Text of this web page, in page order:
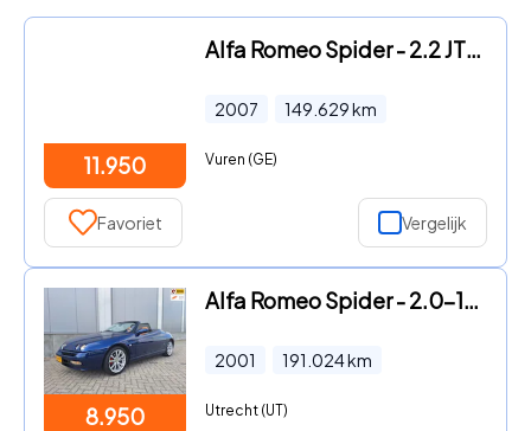
11.950
Alfa Romeo Spider - 2.2 JTS 136KW Exclusive Navigatie Leder
2007 149.629km
Vuren (GE)
Favoriet Vergelijk
8.950
Alfa Romeo Spider - 2.0-16V T.Spark Lusso
2001 191.024km
Utrecht (UT)